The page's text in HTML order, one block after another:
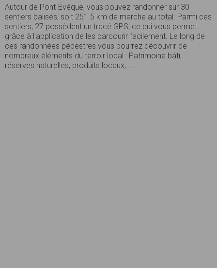
Autour de Pont-Évêque, vous pouvez randonner sur 30
sentiers balisés, soit 251.5 km de marche au total. Parmi ces
sentiers, 27 possèdent un tracé GPS, ce qui vous permet
grâce à l'application de les parcourir facilement. Le long de
ces randonnées pédestres vous pourrez découvrir de
nombreux éléments du terroir local : Patrimoine bâti,
réserves naturelles, produits locaux, ...